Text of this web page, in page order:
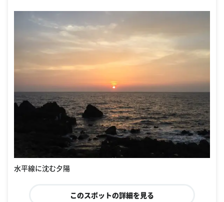
水平線に沈む夕陽
このスポットの詳細を見る